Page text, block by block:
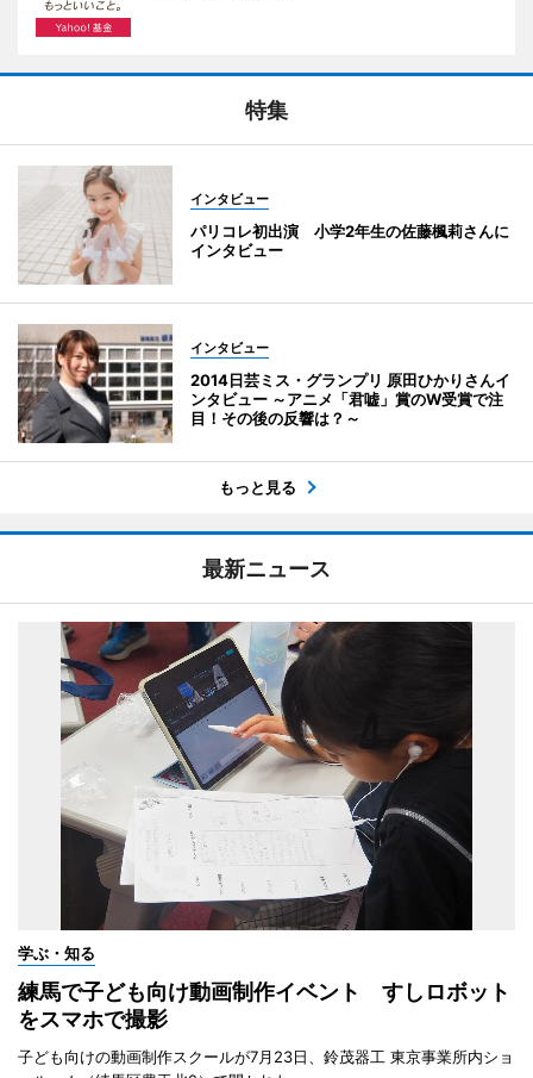
特集
インタビュー
パリコレ初出演 小学2年生の佐藤楓莉さんに
インタビュー
インタビュー
2014日芸ミス・グランプリ 原田ひかりさんイ
ンタビュー ～アニメ「君嘘」賞のW受賞で注
目！その後の反響は？～
もっと見る
最新ニュース
学ぶ・知る
練馬で子ども向け動画制作イベント すしロボット
をスマホで撮影
子ども向けの動画制作スクールが7月23日、鈴茂器工 東京事業所内ショ